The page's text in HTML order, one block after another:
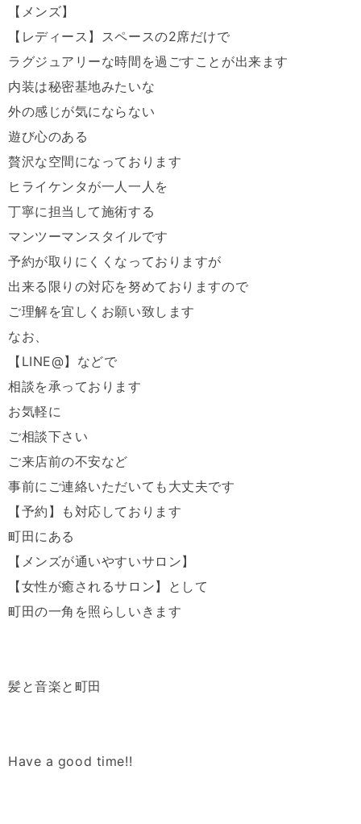
【メンズ】
【レディース】スペースの2席だけで
ラグジュアリーな時間を過ごすことが出来ます
内装は秘密基地みたいな
外の感じが気にならない
遊び心のある
贅沢な空間になっております
ヒライケンタが一人一人を
丁寧に担当して施術する
マンツーマンスタイルです
予約が取りにくくなっておりますが
出来る限りの対応を努めておりますので
ご理解を宜しくお願い致します
なお、
【LINE@】などで
相談を承っております
お気軽に
ご相談下さい
ご来店前の不安など
事前にご連絡いただいても大丈夫です
【予約】も対応しております
町田にある
【メンズが通いやすいサロン】
【女性が癒されるサロン】として
町田の一角を照らしいきます
髪と音楽と町田
Have a good time!!